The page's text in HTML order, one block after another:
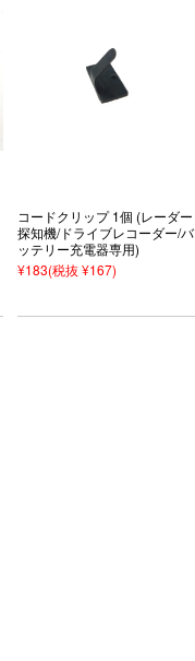
コードクリップ 1個 (レーダー
探知機/ドライブレコーダー/バ
ッテリー充電器専用)
¥183(税抜 ¥167)